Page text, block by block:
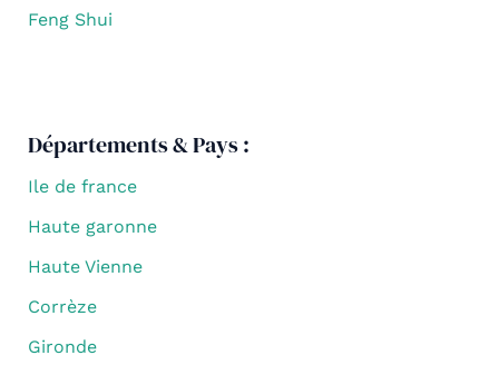
Feng Shui
Départements & Pays :
Ile de france
Haute garonne
Haute Vienne
Corrèze
Gironde